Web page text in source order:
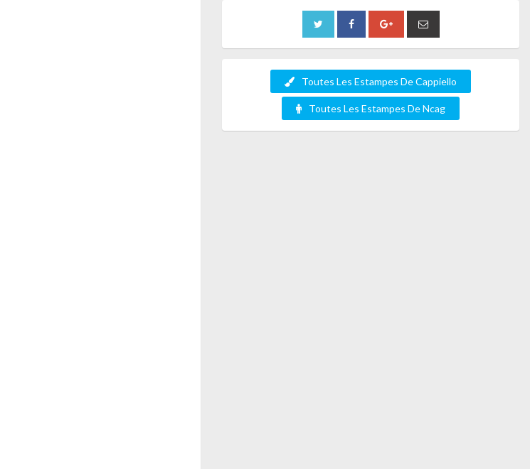
Toutes Les Estampes De Cappiello
Toutes Les Estampes De Ncag